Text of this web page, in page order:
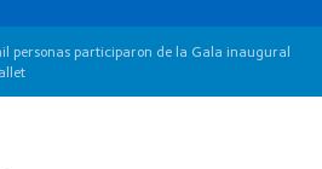
personas participaron de la Gala inaugural